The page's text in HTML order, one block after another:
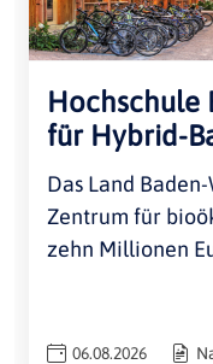
Hochschule
für Hybrid-
Das Land
Zentrum für
zehn Millionen
06.08.2026